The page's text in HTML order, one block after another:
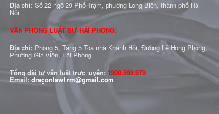
Địa chỉ: Số 22 ngõ 29 Phố Trạm, phường Long Biên, thành phố Hà
Nội
VĂN PHÒNG LUẬT SƯ HẢI PHÒNG:
Địa chỉ: Phòng 5, Tầng 5 Tòa nhà Khánh Hội, Đường Lê Hồng Phong,
Phường Gia Viên, Hải Phòng
Tổng đài tư vấn luật trực tuyến: 1900.599.979
Email: dragonlawfirm@gmail.com